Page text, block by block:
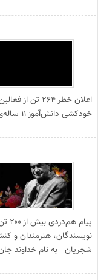
اعلان خطر
خودکشی دانش‌آموز ۱۱ ساله‌ی اهل دیّر
نویسندگان، هنرمندان و
شجریان به نام خداوند